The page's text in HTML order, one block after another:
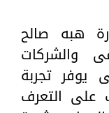
هبه صالح
والشركات
يوفر تجربة
على التعرف